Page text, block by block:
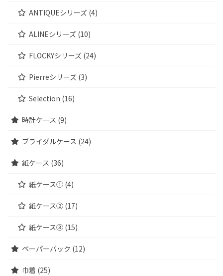
ANTIQUEシリーズ (4)
ALINEシリーズ (10)
FLOCKYシリーズ (24)
Pierreシリーズ (3)
Selection (16)
時計ケース (9)
ブライダルケース (24)
紙ケース (36)
紙ケース① (4)
紙ケース② (17)
紙ケース③ (15)
ペーパーバック (12)
巾着 (25)